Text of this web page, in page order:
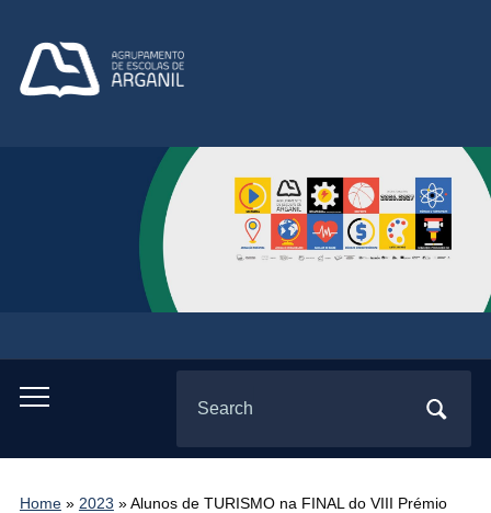
Toggle
menu
for:
Home» 2023 »Alunos de TURISMO na FINAL do VIII Prémio